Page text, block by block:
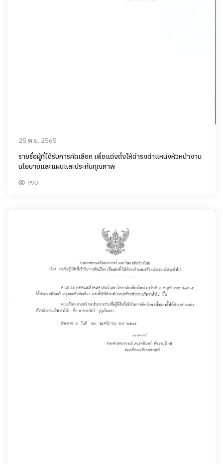
25 พ.ย. 2565
รายชื่อผู้ที่ได้รับการคัดเลือก เพื่อแต่งตั้งให้ดำรงตำแหน่งหัวหน้างาน
นโยบายและแผนและประกันคุณภาพ
990